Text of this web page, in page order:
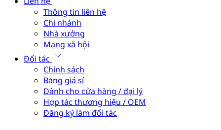
Thông tin liên hệ
Chi nhánh
Nhà xưởng
Mạng xã hội
Đối tác
Chính sách
Bảng giá sỉ
Dành cho cửa hàng / đại lý
Hợp tác thương hiệu / OEM
Đăng ký làm đối tác